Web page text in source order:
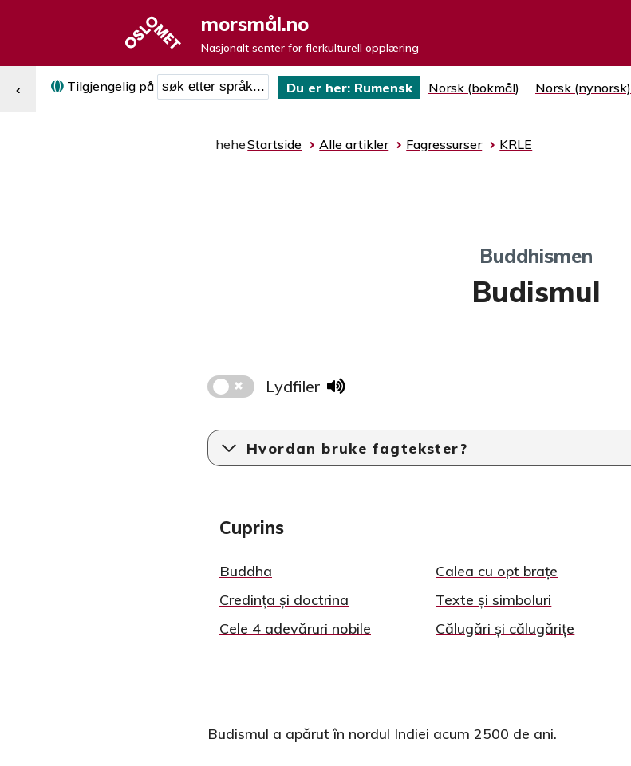
morsmål.no
Nasjonalt senter for flerkulturell opplæring
Tilgjengelig på Søk etter språk
Du er her: Rumensk Norsk (bokmål) Norsk (nynorsk)
‹
heheStartside Alle artikler Fagressurser KRLE
Buddhismen
Budismul
Lydfiler
Hvordan bruke fagtekster?
Cuprins
Buddha
Credința și doctrina
Cele 4 adevăruri nobile
Calea cu opt brațe
Texte și simboluri
Călugări și călugărițe
Budismul a apărut în nordul Indiei acum 2500 de ani.